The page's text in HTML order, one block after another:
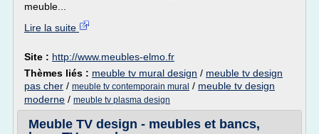
meuble...
Lire la suite
Site : http://www.meubles-elmo.fr
Thèmes liés : meuble tv mural design / meuble tv design
pas cher / meuble tv contemporain mural / meuble tv design
moderne / meuble tv plasma design
Meuble TV design - meubles et bancs,